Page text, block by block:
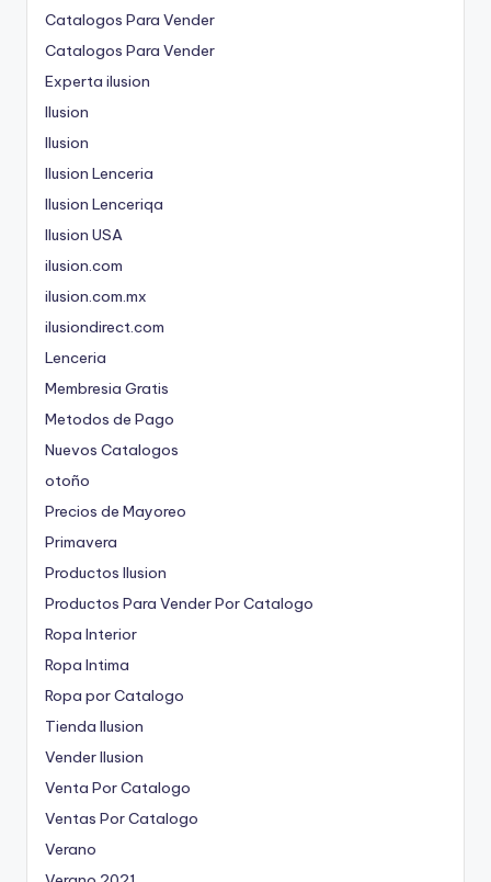
Catalogos Para Vender
Catalogos Para Vender
Experta ilusion
Ilusion
Ilusion
Ilusion Lenceria
Ilusion Lenceriqa
Ilusion USA
ilusion.com
ilusion.com.mx
ilusiondirect.com
Lenceria
Membresia Gratis
Metodos de Pago
Nuevos Catalogos
otoño
Precios de Mayoreo
Primavera
Productos Ilusion
Productos Para Vender Por Catalogo
Ropa Interior
Ropa Intima
Ropa por Catalogo
Tienda Ilusion
Vender Ilusion
Venta Por Catalogo
Ventas Por Catalogo
Verano